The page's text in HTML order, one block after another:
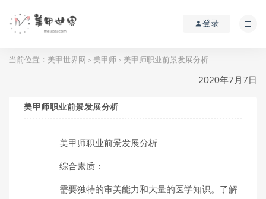
登录
当前位置： 美甲世界网 > 美甲师 > 美甲师职业前景发展分析
2020年7月7日
美甲师职业前景发展分析
美甲师职业前景发展分析
综合素质：
需要独特的审美能力和大量的医学知识。了解